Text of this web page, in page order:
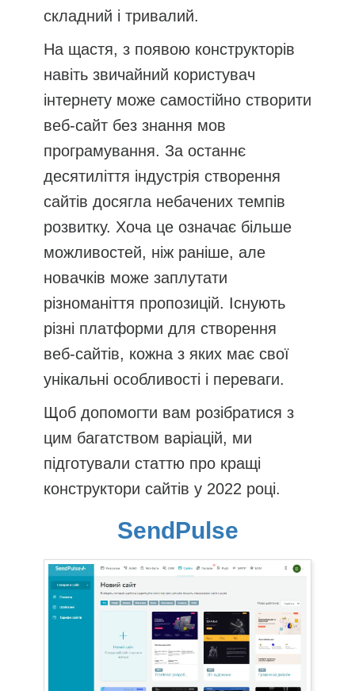
складний і тривалий.
На щастя, з появою конструкторів
навіть звичайний користувач
інтернету може самостійно створити
веб-сайт без знання мов
програмування. За останнє
десятиліття індустрія створення
сайтів досягла небачених темпів
розвитку. Хоча це означає більше
можливостей, ніж раніше, але
новачків може заплутати
різноманіття пропозицій. Існують
різні платформи для створення
веб-сайтів, кожна з яких має свої
унікальні особливості і переваги.
Щоб допомогти вам розібратися з
цим багатством варіацій, ми
підготували статтю про кращі
конструктори сайтів у 2022 році.
SendPulse